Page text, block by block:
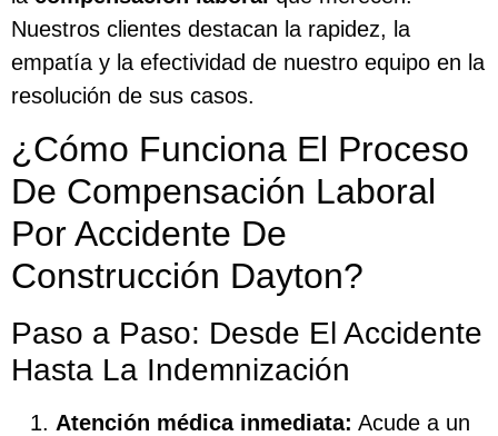
Nuestros clientes destacan la rapidez, la
empatía y la efectividad de nuestro equipo en la
resolución de sus casos.
¿Cómo Funciona El Proceso
De Compensación Laboral
Por Accidente De
Construcción Dayton?
Paso a Paso: Desde El Accidente
Hasta La Indemnización
Atención médica inmediata: Acude a un